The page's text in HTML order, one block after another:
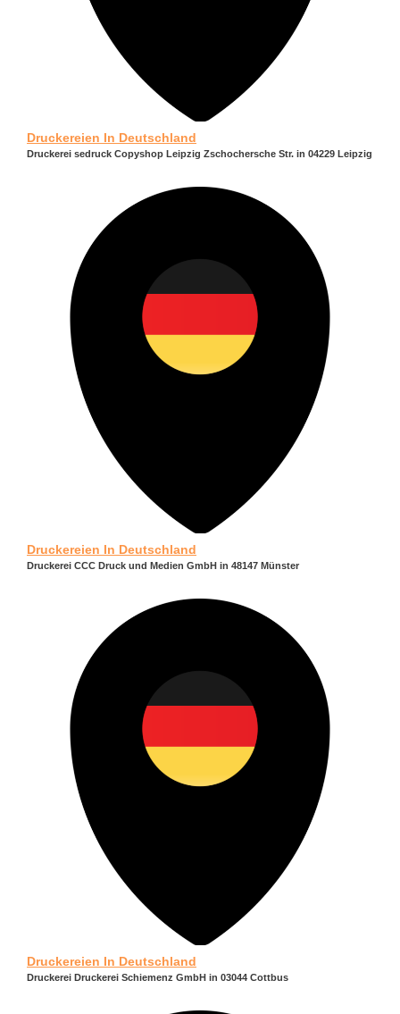
Druckereien In Deutschland
Druckerei sedruck Copyshop Leipzig Zschochersche Str. in 04229 Leipzig
Druckereien In Deutschland
Druckerei CCC Druck und Medien GmbH in 48147 Münster
Druckereien In Deutschland
Druckerei Druckerei Schiemenz GmbH in 03044 Cottbus